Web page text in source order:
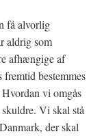
få alvorlig
aldrig som
afhængige af
bestemmes
vi omgås
Vi skal stå
der skal